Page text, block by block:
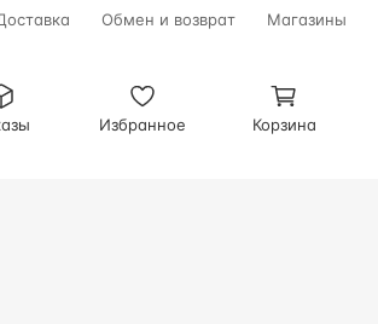
Обмен и возврат Магазины
Избранное Корзина